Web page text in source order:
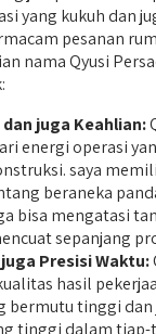
yang kukuh dan
pesanan
nama Qyusi
juga Keahlian:
energi operasi
saya
beraneka
bisa mengatasi
sepanjang
Presisi Waktu:
hasil
bermutu tinggi
tinggi dalam tiap-